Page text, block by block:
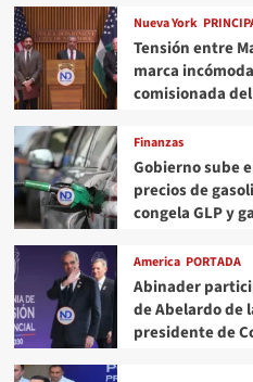
Nueva York
Tensión entre
marca
comisionada del
Finanzas
Gobierno sube
precios de
congela GLP y
America PORTADA
Abinader
de Abelardo de
presidente de